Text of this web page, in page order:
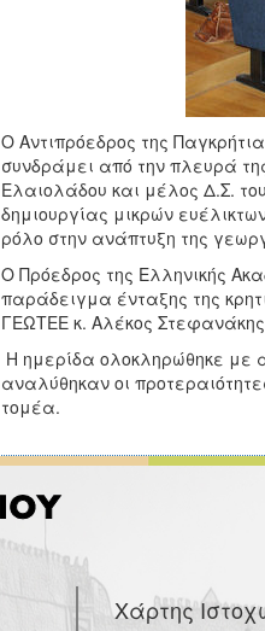
Ο Αντιπρόεδρος της
συνδράμει από την πλευρά
Ελαιολάδου και μέλος Δ.Σ.
δημιουργίας μικρών
ρόλο στην ανάπτυξη της
Ο Πρόεδρος της Ελληνικής
παράδειγμα ένταξης της
ΓΕΩΤΕΕ κ. Αλέκος
Η ημερίδα ολοκληρώθηκε με
αναλύθηκαν οι
τομέα.
Χάρτης